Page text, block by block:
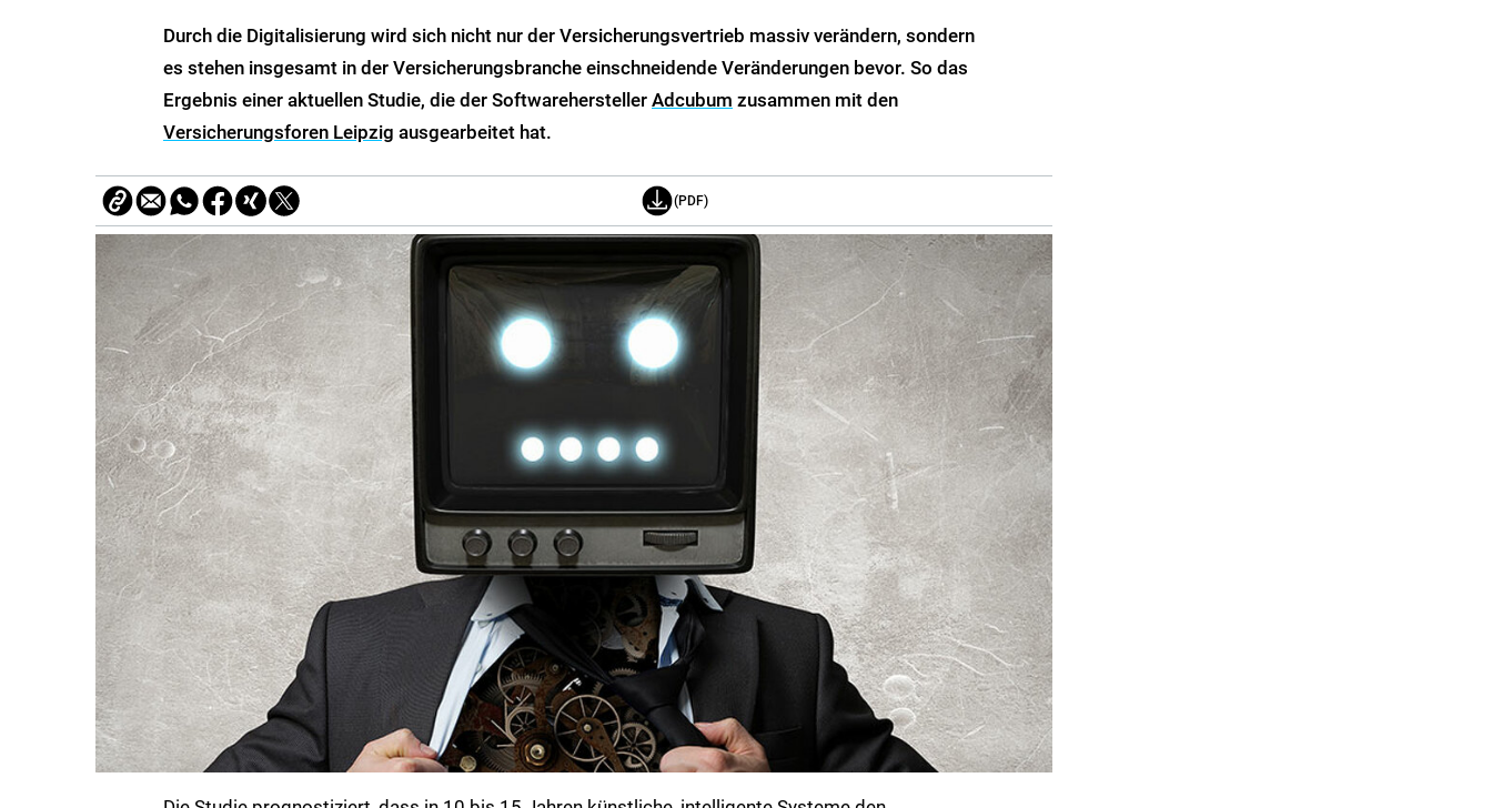
Durch die Digitalisierung wird sich nicht nur der Versicherungsvertrieb massiv verändern, sondern
es stehen insgesamt in der Versicherungsbranche einschneidende Veränderungen bevor. So das
Ergebnis einer aktuellen Studie, die der Softwarehersteller Adcubum zusammen mit den
Versicherungsforen Leipzig ausgearbeitet hat.
(PDF)